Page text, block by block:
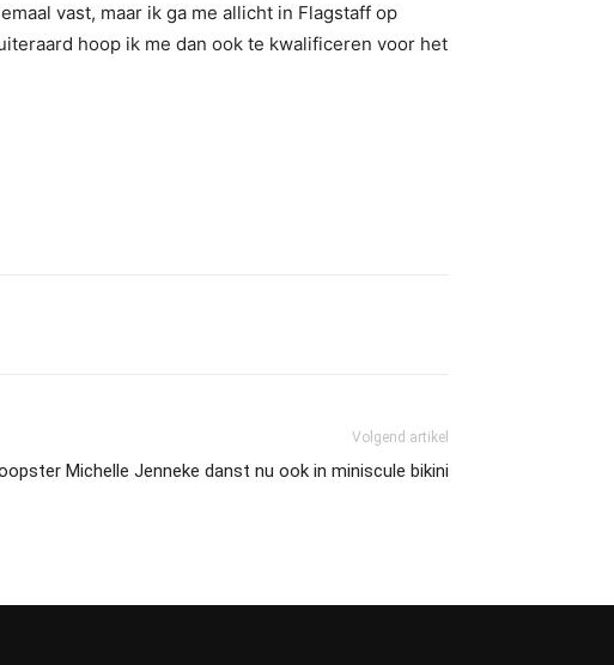
vast, maar ik ga me allicht in Flagstaff op
hoop ik me dan ook te kwalificeren voor het
Volgend artikel
Michelle Jenneke danst nu ook in miniscule bikini